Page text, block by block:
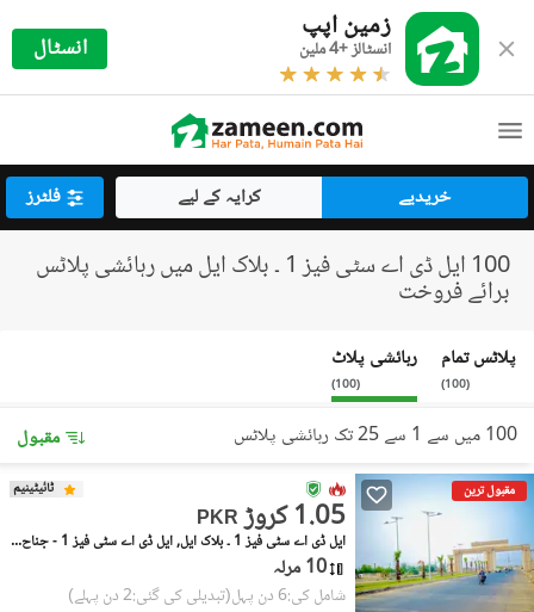
زمین اپپ
انسٹالز +4 ملین انسٹال
خریدیے کرایہ کے لیے فلٹرز
100 ایل ڈی اے سٹی فیز 1 ۔ بلاک ایل میں رہائشی پلاٹس
برائے فروخت
پلاٹس تمام
(
100
)
رہائشی پلاٹ
(
100
)
100 میں سے 1 سے 25 تک رہائشی پلاٹس مقبول
مقبول ترین ٹائیٹینیم
PKR 1.05 کروڑ
ایل ڈی اے سٹی فیز 1 ۔ بلاک ایل, ایل ڈی اے سٹی فیز 1 - جناح سیکٹر
10 مرلہ
شامل کی:6 دن پہل (تبدیلی کی گئی:2 دن پہلے)